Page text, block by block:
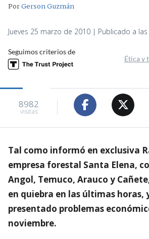
PorGerson Guzmán
Jueves 25 marzo de 2010 | Publicado a las
Seguimos criterios de
Ética y
8982
visitas
Tal como informó en exclusiva
empresa forestal Santa Elena,
Angol, Temuco, Arauco y
en quiebra en las últimas horas,
presentado problemas
noviembre.